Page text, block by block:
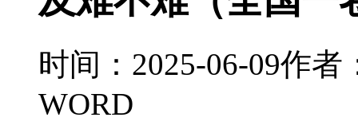
时间：2025-06-09作者
WORD